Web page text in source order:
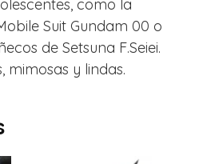
como la
Suit Gundam 00 o
de Setsuna F.Seiei.
mimosas y lindas.